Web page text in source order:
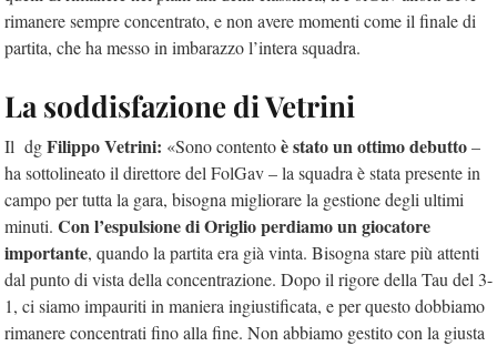
rimanere sempre concentrato, e non avere momenti come il finale di
partita, che ha messo in imbarazzo l’intera squadra.
La soddisfazione di Vetrini
Il dgFilippo Vetrini: «Sono contentoè stato un ottimo debutto–
ha sottolineato il direttore del FolGav – la squadra è stata presente in
campo per tutta la gara, bisogna migliorare la gestione degli ultimi
minuti. Con l’espulsione di Origlio perdiamo un giocatore
importante, quando la partita era già vinta. Bisogna stare più attenti
dal punto di vista della concentrazione. Dopo il rigore della Tau del 3-
1, ci siamo impauriti in maniera ingiustificata, e per questo dobbiamo
rimanere concentrati fino alla fine. Non abbiamo gestito con la giusta